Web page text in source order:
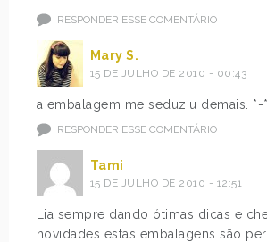
RESPONDER ESSE COMENTÁRIO
Mary S.
15 DE JULHO DE 2010 - 00:43
a embalagem me seduziu demais. *-*
RESPONDER ESSE COMENTÁRIO
Tami
15 DE JULHO DE 2010 - 12:51
Lia sempre dando ótimas dicas e
novidades estas embalagens são